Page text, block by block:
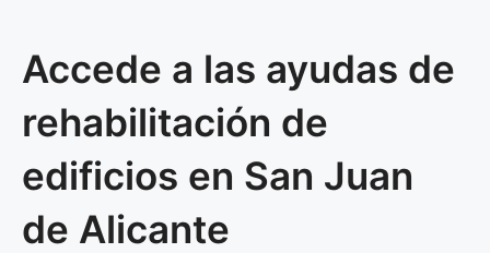
Accede a las ayudas de
rehabilitación de
edificios en San Juan
de Alicante